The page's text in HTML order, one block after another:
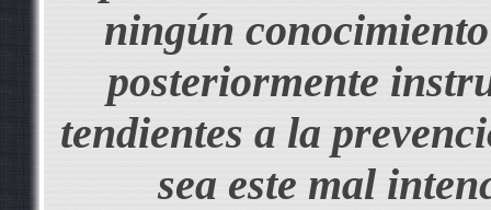
ningún
posteriormente
tendientes a la
sea este mal